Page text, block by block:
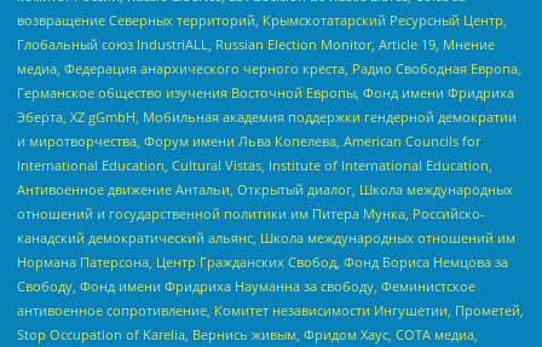
возвращение Северных территорий, Крымскотатарский Ресурсный Центр,
Глобальный союз IndustriALL, Russian Election Monitor, Article 19, Мнение
медиа, Федерация анархического черного креста, Радио Свободная Европа,
Германское общество изучения Восточной Европы, Фонд имени Фридриха
Эберта, XZ gGmbH, Мобильная академия поддержки гендерной демократии
и миротворчества, Форум имени Льва Копелева, American Councils for
International Education, Cultural Vistas, Institute of International Education,
Антивоенное движение Антальи, Открытый диалог, Школа международных
отношений и государственной политики им Питера Мунка, Российско-
канадский демократический альянс, Школа международных отношений им
Нормана Патерсона, Центр Гражданских Свобод, Фонд Бориса Немцова за
Свободу, Фонд имени Фридриха Науманна за свободу, Феминистское
антивоенное сопротивление, Комитет независимости Ингушетии, Прометей,
Stop Occupation of Karelia, Вернись живым, Фридом Хаус, СОТА медиа,